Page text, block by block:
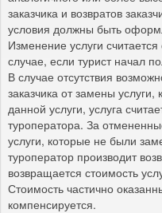
заказчика и возвратов
условия должны быть
Изменение услуги
случае, если турист начал
В случае отсутствия
заказчика от замены услуги,
данной услуги, услуга
туроператора. За
услуги, которые не были
туроператор производит
возвращается стоимость
Стоимость частично
компенсируется.